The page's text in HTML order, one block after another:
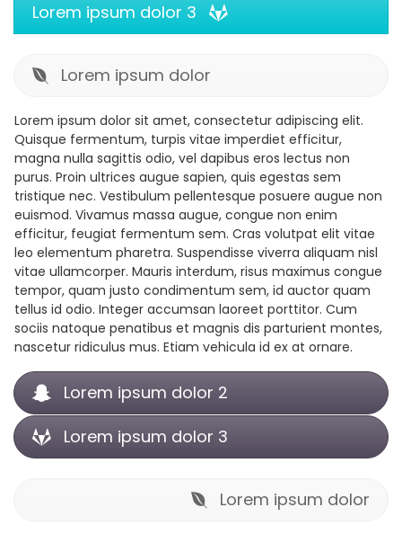
Lorem ipsum dolor 3
Lorem ipsum dolor
Lorem ipsum dolor sit amet, consectetur adipiscing elit.
Quisque fermentum, turpis vitae imperdiet efficitur,
magna nulla sagittis odio, vel dapibus eros lectus non
purus. Proin ultrices augue sapien, quis egestas sem
tristique nec. Vestibulum pellentesque posuere augue non
euismod. Vivamus massa augue, congue non enim
efficitur, feugiat fermentum sem. Cras volutpat elit vitae
leo elementum pharetra. Suspendisse viverra aliquam nisl
vitae ullamcorper. Mauris interdum, risus maximus congue
tempor, quam justo condimentum sem, id auctor quam
tellus id odio. Integer accumsan laoreet porttitor. Cum
sociis natoque penatibus et magnis dis parturient montes,
nascetur ridiculus mus. Etiam vehicula id ex at ornare.
Lorem ipsum dolor 2
Lorem ipsum dolor 3
Lorem ipsum dolor